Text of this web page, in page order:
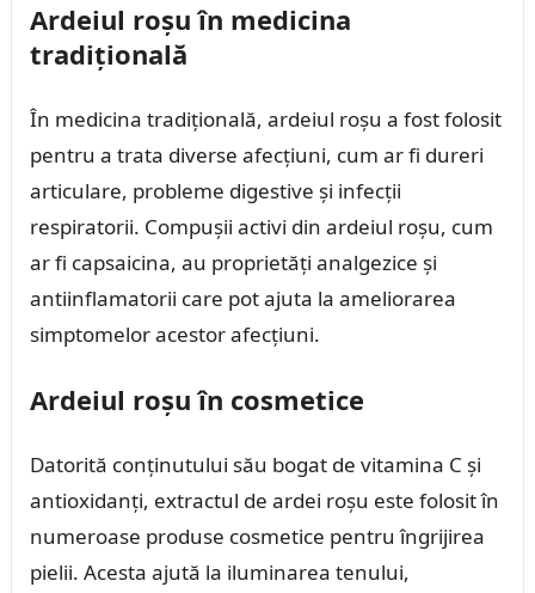
Ardeiul roșu în medicina
tradițională
În medicina tradițională, ardeiul roșu a fost folosit
pentru a trata diverse afecțiuni, cum ar fi dureri
articulare, probleme digestive și infecții
respiratorii. Compușii activi din ardeiul roșu, cum
ar fi capsaicina, au proprietăți analgezice și
antiinflamatorii care pot ajuta la ameliorarea
simptomelor acestor afecțiuni.
Ardeiul roșu în cosmetice
Datorită conținutului său bogat de vitamina C și
antioxidanți, extractul de ardei roșu este folosit în
numeroase produse cosmetice pentru îngrijirea
pielii. Acesta ajută la iluminarea tenului,